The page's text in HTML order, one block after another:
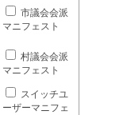
市議会会派
マニフェスト
村議会会派
マニフェスト
スイッチユ
ーザーマニフェ